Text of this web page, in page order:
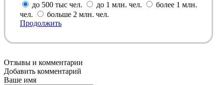
до 500 тыс чел.
до 1 млн. чел.
более 1 млн.
чел.
больше 2 млн. чел.
Продолжить
Отзывы и комментарии
Добавить комментарий
Ваше имя